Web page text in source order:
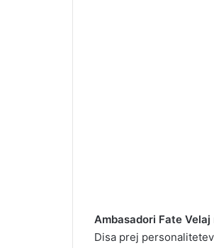
Ambasadori Fate
Disa prej